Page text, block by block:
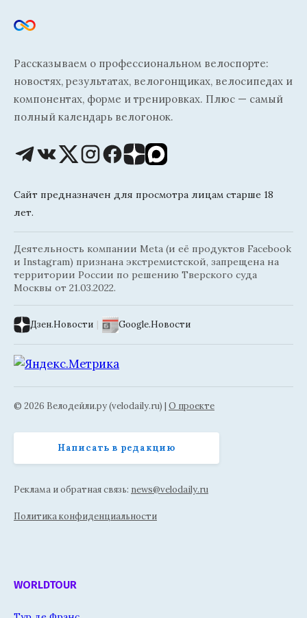
Рассказываем о профессиональном велоспорте:
новостях, результатах, велогонщиках, велосипедах и
компонентах, форме и тренировках. Плюс — самый
полный календарь велогонок.
Сайт предназначен для просмотра лицам старше 18
лет.
Деятельность компании Meta (и её продуктов Facebook
и Instagram) признана экстремистской, запрещена на
территории России по решению Тверского суда
Москвы от 21.03.2022.
Дзен.Новости | Google.Новости
© 2026 Велодейли.ру (velodaily.ru) | О проекте
Написать в редакцию
Реклама и обратная связь: news@velodaily.ru
Политика конфиденциальности
WORLDTOUR